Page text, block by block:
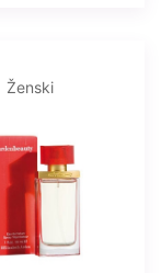
Ženski